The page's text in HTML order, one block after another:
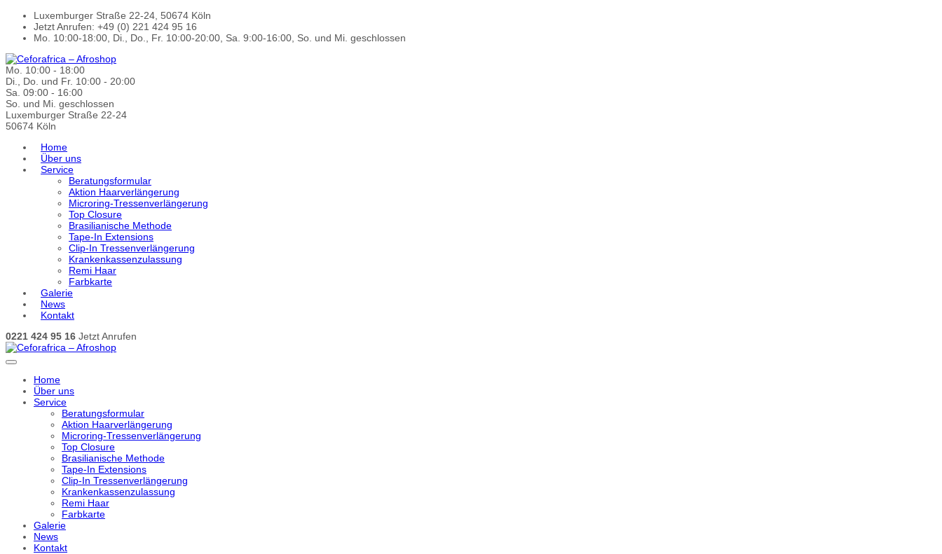
Luxemburger Straße 22-24, 50674 Köln
Jetzt Anrufen: +49 (0) 221 424 95 16
Mo. 10:00-18:00, Di., Do., Fr. 10:00-20:00, Sa. 9:00-16:00, So. und Mi. geschlossen
Mo. 10:00 - 18:00
Di., Do. und Fr. 10:00 - 20:00
Sa. 09:00 - 16:00
So. und Mi. geschlossen
Luxemburger Straße 22-24
50674 Köln
Home
Über uns
Service
Beratungsformular
Aktion Haarverlängerung
Microring-Tressenverlängerung
Top Closure
Brasilianische Methode
Tape-In Extensions
Clip-In Tressenverlängerung
Krankenkassenzulassung
Remi Haar
Farbkarte
Galerie
News
Kontakt
0221 424 95 16 Jetzt Anrufen
Home
Über uns
Service
Beratungsformular
Aktion Haarverlängerung
Microring-Tressenverlängerung
Top Closure
Brasilianische Methode
Tape-In Extensions
Clip-In Tressenverlängerung
Krankenkassenzulassung
Remi Haar
Farbkarte
Galerie
News
Kontakt